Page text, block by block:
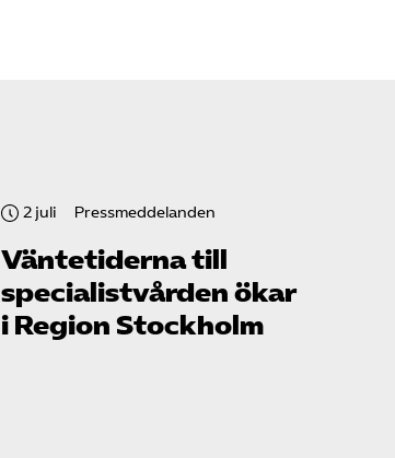
2 juli Pressmeddelanden
Väntetiderna till
specialistvården ökar
i Region Stockholm